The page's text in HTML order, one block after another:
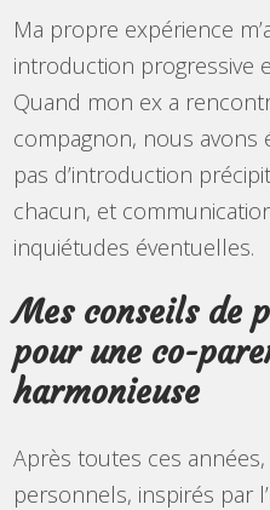
Ma propre expérience
introduction progressive
Quand mon ex a
compagnon, nous avons
pas d’introduction
chacun, et
inquiétudes éventuelles.
Mes conseils de
pour une co-
harmonieuse
Après toutes ces
personnels, inspirés par